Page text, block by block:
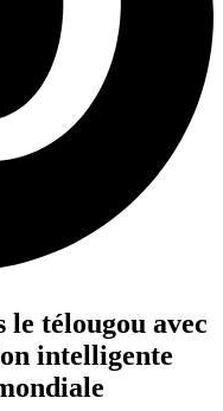
télougou avec
intelligente